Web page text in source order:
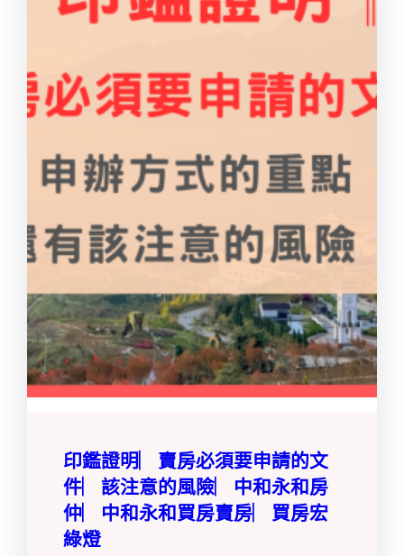
印鑑證明︳賣房必須要申請的文
件︳該注意的風險︳中和永和房
仲︳中和永和買房賣房︳買房宏
綠燈